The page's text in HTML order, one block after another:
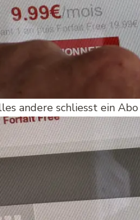
andere schliesst ein